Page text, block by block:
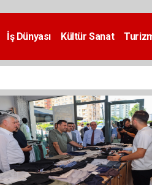
İş Dünyası Kültür Sanat